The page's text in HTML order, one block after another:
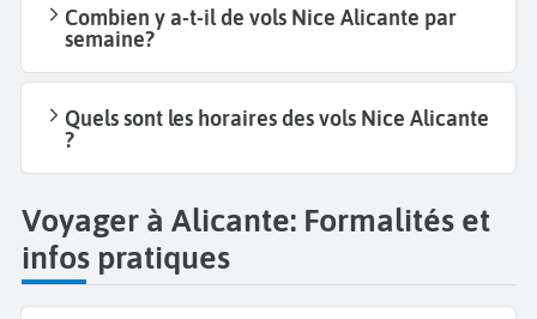
Combien y a-t-il de vols Nice Alicante par
semaine?
Quels sont les horaires des vols Nice Alicante
?
Voyager à Alicante: Formalités et
infos pratiques